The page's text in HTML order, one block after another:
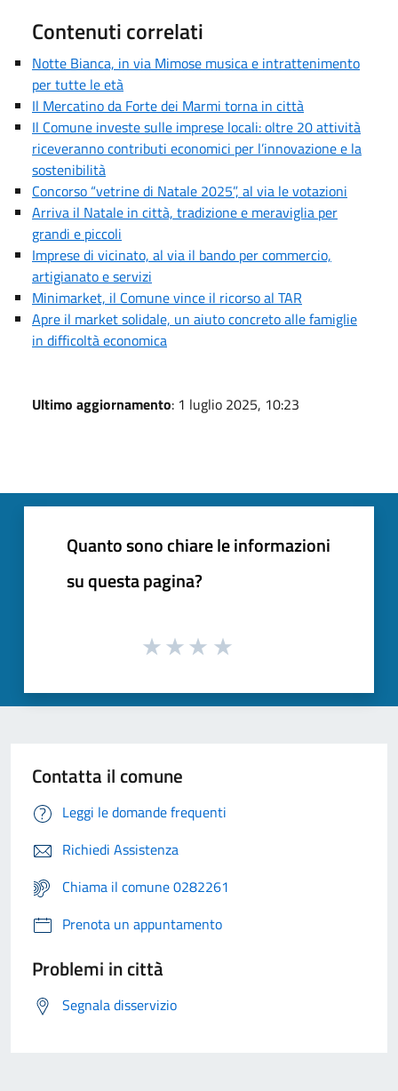
Contenuti correlati
Notte Bianca, in via Mimose musica e intrattenimento
per tutte le età
Il Mercatino da Forte dei Marmi torna in città
Il Comune investe sulle imprese locali: oltre 20 attività
riceveranno contributi economici per l’innovazione e la
sostenibilità
Concorso “vetrine di Natale 2025”, al via le votazioni
Arriva il Natale in città, tradizione e meraviglia per
grandi e piccoli
Imprese di vicinato, al via il bando per commercio,
artigianato e servizi
Minimarket, il Comune vince il ricorso al TAR
Apre il market solidale, un aiuto concreto alle famiglie
in difficoltà economica
Ultimo aggiornamento: 1 luglio 2025, 10:23
Quanto sono chiare le informazioni
su questa pagina?
Contatta il comune
Leggi le domande frequenti
Richiedi Assistenza
Chiama il comune 0282261
Prenota un appuntamento
Problemi in città
Segnala disservizio